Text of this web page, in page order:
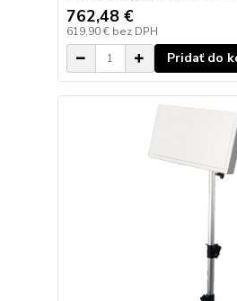
762,48 €
619,90 € bez DPH
Pridať do